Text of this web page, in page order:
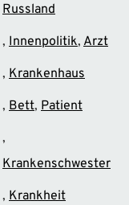
Russland
Innenpolitik Arzt
Krankenhaus
Bett Patient
Krankenschwester
Krankheit